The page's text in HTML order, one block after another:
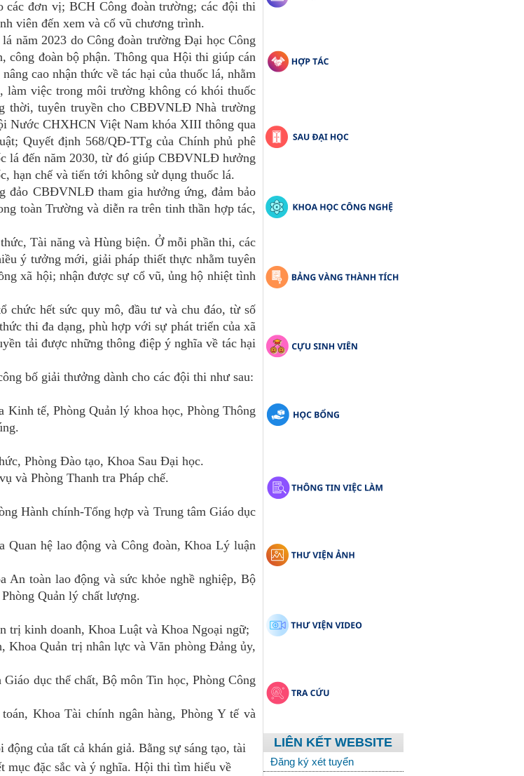
đơn vị; BCH Công đoàn trường; các đội thi
viên đến xem và cổ vũ chương trình.
năm 2023 do Công đoàn trường Đại học Công
công đoàn bộ phận.Thông qua Hội thi giúp cán
cao nhận thức về tác hại của thuốc lá, nhằm
làm việc trong môi trường không có khói thuốc
thời, tuyên truyền cho CBĐVNLĐ Nhà trường
Nước CHXHCN Việt Nam khóa XIII thông qua
Quyết định 568/QĐ-TTg của Chính phủ phê
lá đến năm 2030, từ đó giúp CBĐVNLĐ hưởng
hạn chế và tiến tới không sử dụng thuốc lá.
đảo CBĐVNLĐ tham gia hưởng ứng, đảm bảo
toàn Trường và diễn ra trên tinh thần hợp tác,
Tài năng và Hùng biện. Ở mỗi phần thi, các
ý tưởng mới, giải pháp thiết thực nhằm tuyên
xã hội; nhận được sự cổ vũ, ủng hộ nhiệt tình
chức hết sức quy mô, đầu tư và chu đáo, từ số
thi đa dạng, phù hợp với sự phát triển của xã
tải được những thông điệp ý nghĩa về tác hại
bố giải thưởng dành cho các đội thi như sau:
Kinh tế, Phòng Quản lý khoa học, Phòng Thông
Phòng Đào tạo, Khoa Sau Đại học.
và Phòng Thanh tra Pháp chế.
Hành chính-Tổng hợp và Trung tâm Giáo dục
Quan hệ lao động và Công đoàn, Khoa Lý luận
An toàn lao động và sức khỏe nghề nghiệp, Bộ
Quản lý chất lượng.
trị kinh doanh, Khoa Luật và Khoa Ngoại ngữ;
Khoa Quản trị nhân lực và Văn phòng Đảng ủy,
dục thể chất, Bộ môn Tin học, Phòng Công
Khoa Tài chính ngân hàng, Phòng Y tế và
của tất cả khán giả. Bằng sự sáng tạo, tài
mục đặc sắc và ý nghĩa. Hội thi tìm hiểu về
LIÊN KẾT WEBSITE
Đăng ký xét tuyển